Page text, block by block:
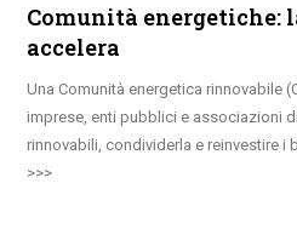
Comunità energetiche:
accelera
Una Comunità energetica rinnovabile
imprese, enti pubblici e associazioni
rinnovabili, condividerla e reinvestire i